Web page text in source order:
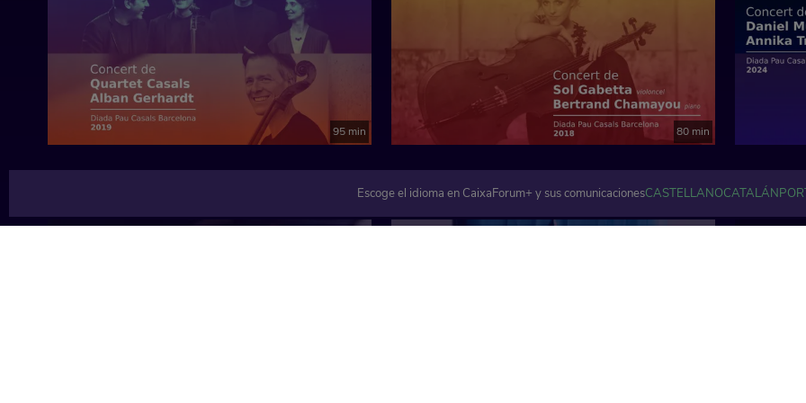
España, 2025
95 min 80 min
Escoge el idioma en CaixaForum+ y sus comunicacionesCASTELLANOCATALÁN